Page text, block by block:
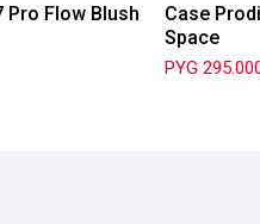
Pro Flow Blush
Case
Space
PYG